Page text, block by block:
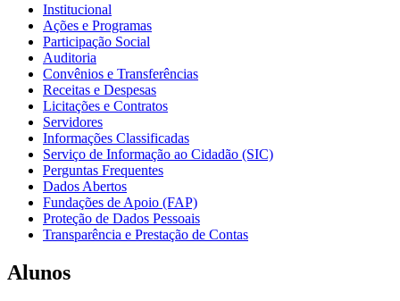
Institucional
Ações e Programas
Participação Social
Auditoria
Convênios e Transferências
Receitas e Despesas
Licitações e Contratos
Servidores
Informações Classificadas
Serviço de Informação ao Cidadão (SIC)
Perguntas Frequentes
Dados Abertos
Fundações de Apoio (FAP)
Proteção de Dados Pessoais
Transparência e Prestação de Contas
Alunos